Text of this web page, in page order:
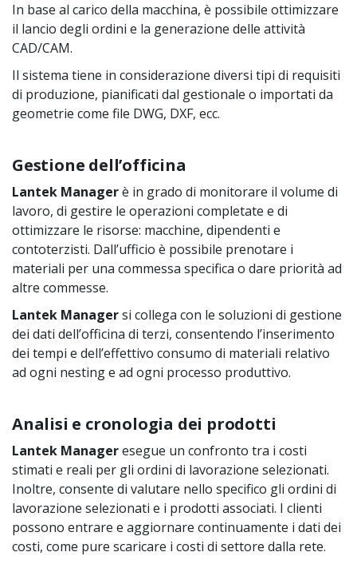
In base al carico della macchina, è possibile ottimizzare
il lancio degli ordini e la generazione delle attività
CAD/CAM.
Il sistema tiene in considerazione diversi tipi di requisiti
di produzione, pianificati dal gestionale o importati da
geometrie come file DWG, DXF, ecc.
Gestione dell’officina
Lantek Managerè in grado di monitorare il volume di
lavoro, di gestire le operazioni completate e di
ottimizzare le risorse: macchine, dipendenti e
contoterzisti. Dall’ufficio è possibile prenotare i
materiali per una commessa specifica o dare priorità ad
altre commesse.
Lantek Managersi collega con le soluzioni di gestione
dei dati dell’officina di terzi, consentendo l’inserimento
dei tempi e dell’effettivo consumo di materiali relativo
ad ogni nesting e ad ogni processo produttivo.
Analisi e cronologia dei prodotti
Lantek Manageresegue un confronto tra i costi
stimati e reali per gli ordini di lavorazione selezionati.
Inoltre, consente di valutare nello specifico gli ordini di
lavorazione selezionati e i prodotti associati. I clienti
possono entrare e aggiornare continuamente i dati dei
costi, come pure scaricare i costi di settore dalla rete.